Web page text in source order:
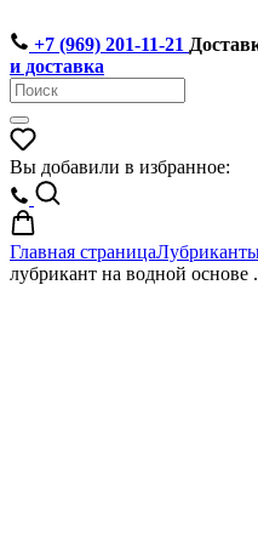
+7 (969) 201-11-21
и доставка
Вы добавили в избранное:
Главная страница
лубрикант на водной основе